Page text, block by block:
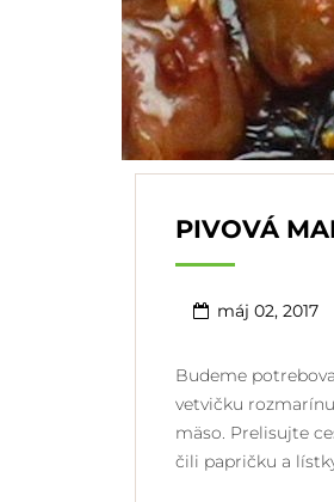
PIVOVÁ
máj 02, 2017
Budeme
vetvičku
mäso. Prelisujte
čili papričku a